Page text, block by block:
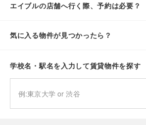
エイブルの店舗へ行く際、予約は必要？
気に入る物件が見つかったら？
学校名・駅名を入力して賃貸物件を探す